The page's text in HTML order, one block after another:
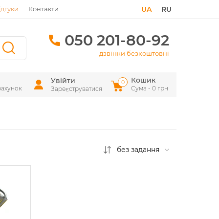
Контакти RU
UA
050 201-80-92
дзвінки безкоштовні
Увійти
Зареєструватися
Кошик
Сума - 0 грн
0
без задання